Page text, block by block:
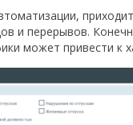
и перерывов.
может привести к